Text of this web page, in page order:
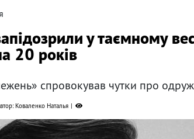
у таємному
20 років
спровокував чутки про
Коваленко Наталья